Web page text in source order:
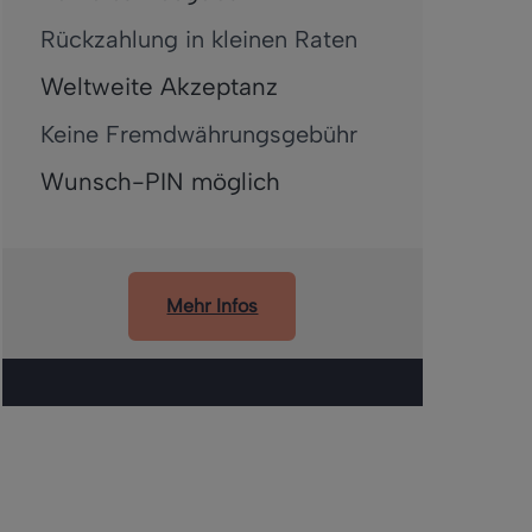
Rückzahlung in kleinen Raten
Weltweite Akzeptanz
Keine Fremdwährungsgebühr
Wunsch-PIN möglich
Mehr Infos